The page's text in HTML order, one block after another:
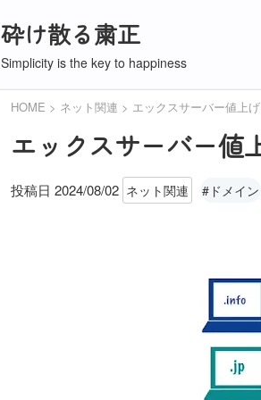
砕け散る粛正
Simplicity is the key to happiness
HOME ネット関連 エックスサーバー値上げ
エックスサーバー値
投稿日 2024/08/02 ネット関連 #ドメイン